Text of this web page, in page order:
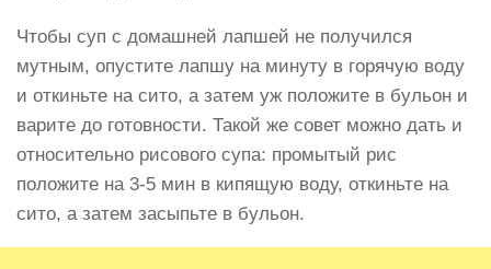
Чтобы суп с домашней лапшей не получился
мутным, опустите лапшу на минуту в горячую воду
и откиньте на сито, а затем уж положите в бульон и
варите до готовности. Такой же совет можно дать и
относительно рисового супа: промытый рис
положите на 3-5 мин в кипящую воду, откиньте на
сито, а затем засыпьте в бульон.